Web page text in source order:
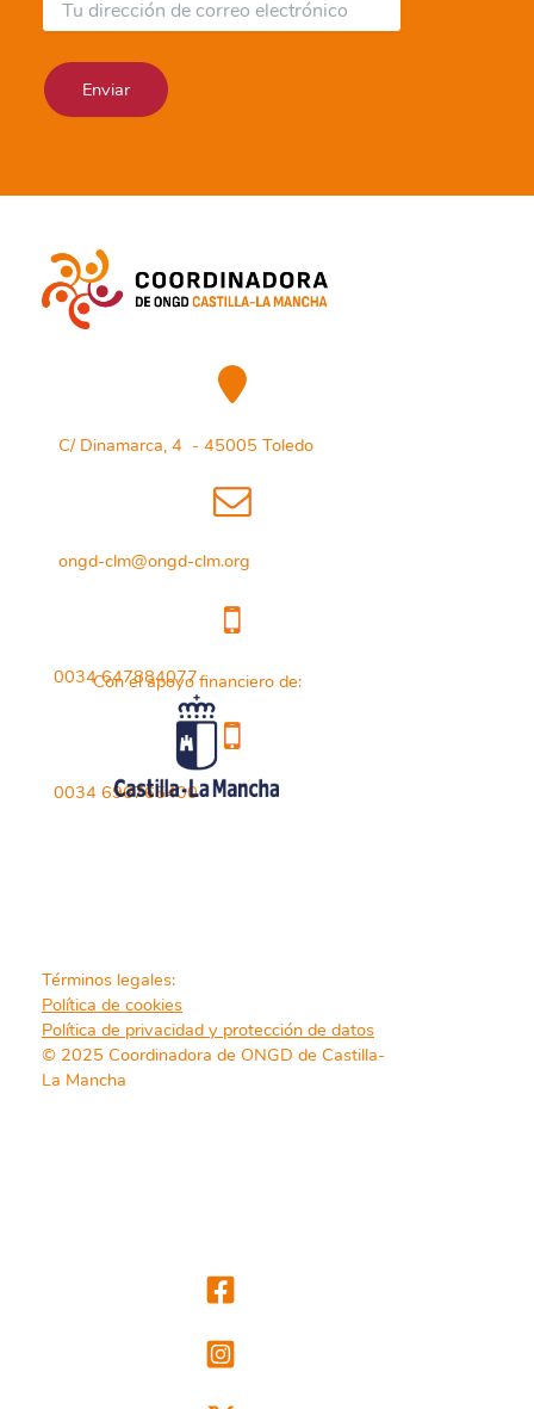
C/ Dinamarca, 4 - 45005 Toledo
ongd-clm@ongd-clm.org
0034 647884077
0034 696765400
Con el apoyo financiero de:
Términos legales:
Política de cookies
Política de privacidad y protección de datos
© 2025 Coordinadora de ONGD de Castilla-
La Mancha